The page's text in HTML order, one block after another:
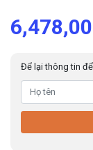
Để lại thông tin